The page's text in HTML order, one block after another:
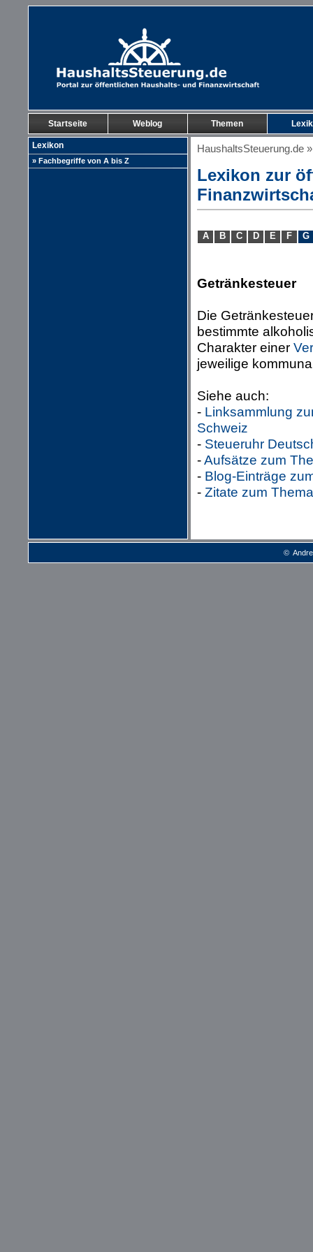
Startseite Weblog Themen
Lexikon
» Fachbegriffe von A bis Z
HaushaltsSteuerung.de
Lexikon zur
A B C D E F G
Getränkesteuer
Die
bestimmte
Charakter einer
jeweilige
Siehe auch:
- Linksammlung
Schweiz
- Steueruhr
-Aufsätze zum
- Blog-Einträge
- Zitate zum
©